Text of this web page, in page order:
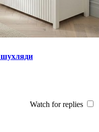
шухляди
Watch for replies